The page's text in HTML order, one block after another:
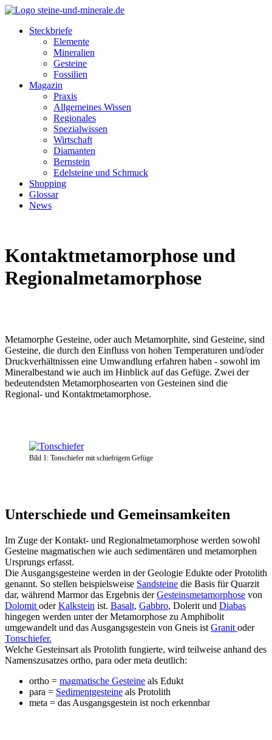
Steckbriefe
Elemente
Mineralien
Gesteine
Fossilien
Magazin
Praxis
Allgemeines Wissen
Regionales
Spezialwissen
Wirtschaft
Diamanten
Bernstein
Edelsteine und Schmuck
Shopping
Glossar
News
Kontaktmetamorphose und
Regionalmetamorphose
Metamorphe Gesteine, oder auch Metamorphite, sind Gesteine, sind
Gesteine, die durch den Einfluss von hohen Temperaturen und/oder
Druckverhältnissen eine Umwandlung erfahren haben - sowohl im
Mineralbestand wie auch im Hinblick auf das Gefüge. Zwei der
bedeutendsten Metamorphosearten von Gesteinen sind die
Regional- und Kontaktmetamorphose.
Bild 1: Tonschiefer mit schiefrigem Gefüge
Unterschiede und Gemeinsamkeiten
Im Zuge der Kontakt- und Regionalmetamorphose werden sowohl
Gesteine magmatischen wie auch sedimentären und metamorphen
Ursprungs erfasst.
Die Ausgangsgesteine werden in der Geologie Edukte oder Protolith
genannt. So stellen beispielsweise Sandsteine die Basis für Quarzit
dar, während Marmor das Ergebnis derGesteinsmetamorphose von
Dolomit oderKalkstein ist. Basalt, Gabbro, Dolerit und Diabas
hingegen werden unter der Metamorphose zu Amphibolit
umgewandelt und das Ausgangsgestein von Gneis ist Granit oder
Tonschiefer.
Welche Gesteinsart als Protolith fungierte, wird teilweise anhand des
Namenszusatzes ortho, para oder meta deutlich:
ortho = magmatische Gesteine als Edukt
para = Sedimentgesteine als Protolith
meta = das Ausgangsgestein ist noch erkennbar